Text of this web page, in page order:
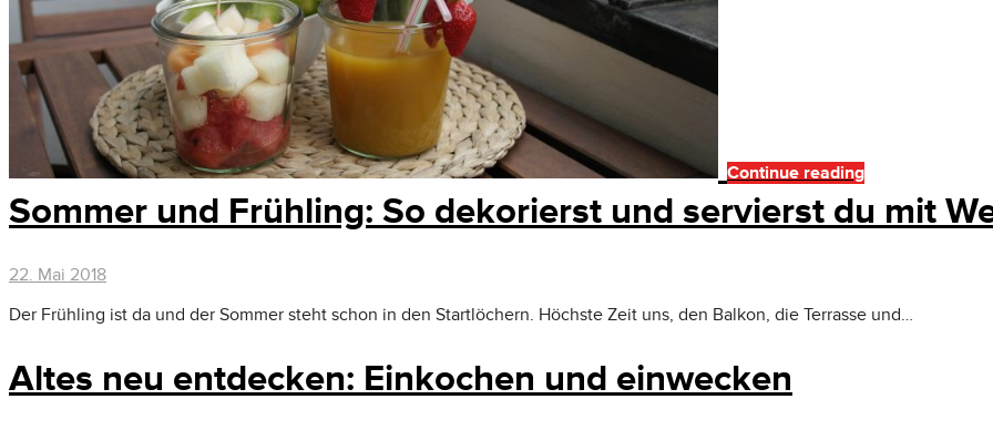
Continue reading
Sommer und Frühling: So dekorierst und servierst du mit
22. Mai 2018
Der Frühling ist da und der Sommer steht schon in den Startlöchern. Höchste Zeit uns, den Balkon, die Terrasse und…
Altes neu entdecken: Einkochen und einwecken